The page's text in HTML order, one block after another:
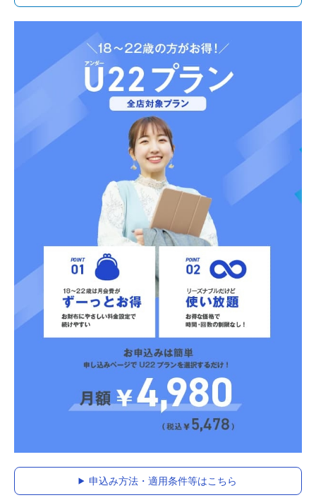
申込み方法・適用条件等はこちら